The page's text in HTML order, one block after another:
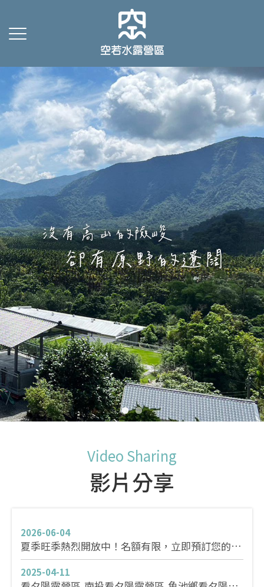
Video Sharing
影片分享
2026-06-04
夏季旺季熱烈開放中！名額有限，立即預訂您的山
林秘境之旅#南投露營區推薦,魚池鄉露營區,日月
潭露營推薦#南投魚池鄉有哪些露營區推薦？
2025-04-11